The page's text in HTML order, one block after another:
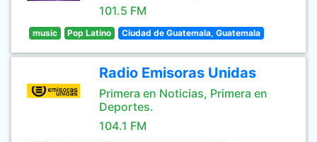
101.5 FM
music Pop Latino Ciudad de Guatemala, Guatemala
Radio Emisoras Unidas
Primera en Noticias, Primera en
Deportes.
104.1 FM